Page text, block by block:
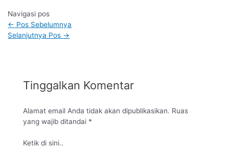
Navigasi pos
← Pos Sebelumnya
Selanjutnya Pos →
Tinggalkan Komentar
Alamat email Anda tidak akan dipublikasikan. Ruas
yang wajib ditandai *
Ketik di sini..